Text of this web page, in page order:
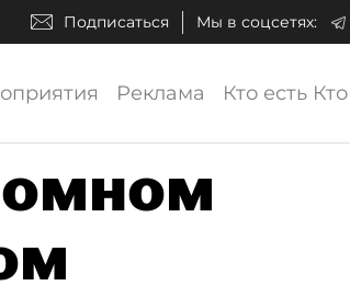
Подписаться Мы в соцсетях:
Реклама Кто есть Кто